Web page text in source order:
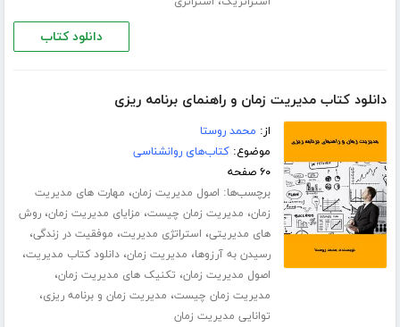
دانلود کتاب
دانلود کتاب مدیریت زمان و راهنمای برنامه ریزی
از: محمد روستا
موضوع:کتاب‌های روانشناسی
۶۰ صفحه
برچسب‌ها: اصول مدیریت زمان، مهارت های مدیریت
زمان، مدیریت زمان چیست، مزایای مدیریت زمان،روش
های مدیریتی، استراتژی مدیریت، موفقیت در زندگی،
رسیدن به آرزوها، مدیریت زمان،دانلود کتاب مدیریت،
اصول مدیریت زمان، تکنیک های مدیریت زمان،
مدیریت زمان چیست، مدیریت زمان و برنامه ریزی،
توانایی مدیریت زمان